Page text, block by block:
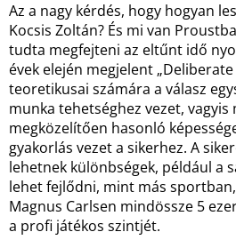
Az a nagy kérdés, hogy hogyan
Kocsis Zoltán? És mi van
tudta megfejteni az eltűnt idő
évek elején megjelent
teoretikusai számára a válasz
munka tehetséghez vezet, vagyis
megközelítően hasonló
gyakorlás vezet a sikerhez. A
lehetnek különbségek, például a
lehet fejlődni, mint más
Magnus Carlsen mindössze 5
a profi játékos szintjét.